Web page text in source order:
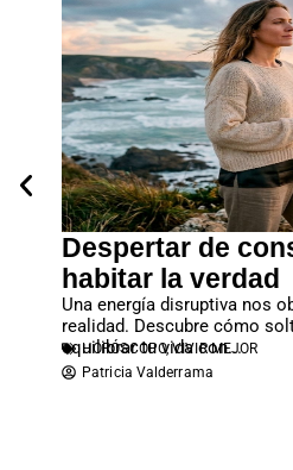
Despertar de
habitar la verdad
Una energía disruptiva nos
realidad. Descubre cómo
equilibrar tu vida con...
HORÓSCOPO,VIVIR MEJOR
Patricia Valderrama